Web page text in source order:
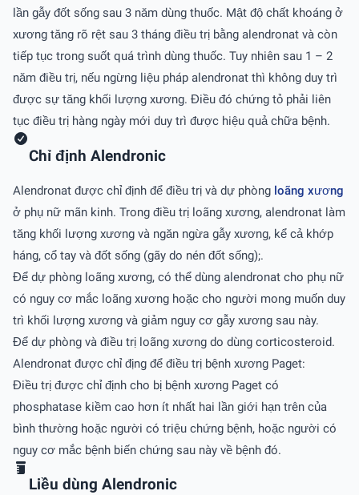
lần gẫy đốt sống sau 3 năm dùng thuốc. Mật độ chất khoáng ở
xương tăng rõ rệt sau 3 tháng điều trị bằng alendronat và còn
tiếp tục trong suốt quá trình dùng thuốc. Tuy nhiên sau 1 – 2
năm điều trị, nếu ngừng liệu pháp alendronat thì không duy trì
được sự tăng khối lượng xương. Điều đó chứng tỏ phải liên
tục điều trị hàng ngày mới duy trì được hiệu quả chữa bệnh.
Chỉ định Alendronic
Alendronat được chỉ định để điều trị và dự phòng loãng xương
ở phụ nữ mãn kinh. Trong điều trị loãng xương, alendronat làm
tăng khối lượng xương và ngăn ngừa gẫy xương, kể cả khớp
háng, cổ tay và đốt sống (gãy do nén đốt sống);.
Để dự phòng loãng xương, có thể dùng alendronat cho phụ nữ
có nguy cơ mắc loãng xương hoặc cho người mong muốn duy
trì khối lượng xương và giảm nguy cơ gẫy xương sau này.
Để dự phòng và điều trị loãng xương do dùng corticosteroid.
Alendronat được chỉ địng để điều trị bệnh xương Paget:
Điều trị được chỉ định cho bị bệnh xương Paget có
phosphatase kiềm cao hơn ít nhất hai lần giới hạn trên của
bình thường hoặc người có triệu chứng bệnh, hoặc người có
nguy cơ mắc bệnh biến chứng sau này về bệnh đó.
Liều dùng Alendronic